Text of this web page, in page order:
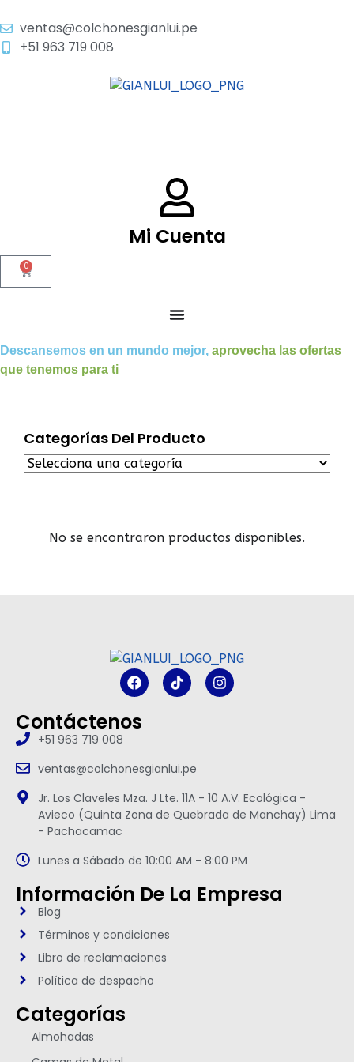
ventas@colchonesgianlui.pe
+51 963 719 008
Mi Cuenta
0
Descansemos en un mundo mejor, aprovecha las ofertas
que tenemos para ti
Categorías Del Producto
No se encontraron productos disponibles.
Contáctenos
+51 963 719 008
ventas@colchonesgianlui.pe
Jr. Los Claveles Mza. J Lte. 11A - 10 A.V. Ecológica -
Avieco (Quinta Zona de Quebrada de Manchay) Lima
- Pachacamac
Lunes a Sábado de 10:00 AM - 8:00 PM
Información De La Empresa
Blog
Términos y condiciones
Libro de reclamaciones
Política de despacho
Categorías
Almohadas